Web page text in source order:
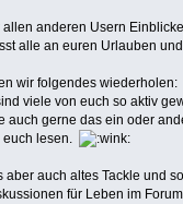
anderen Usern
alle an euren Urlauben
wir folgendes wiederholen:
viele von euch so aktiv
auch gerne das ein oder
lesen.
aber auch altes Tackle und
für Leben im